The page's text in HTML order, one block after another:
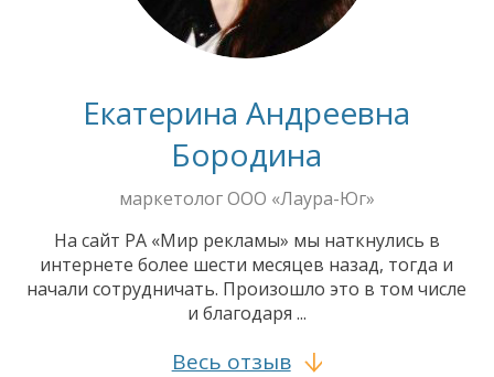
Екатерина Андреевна
Бородина
маркетолог ООО «Лаура-Юг»
На сайт РА «Мир рекламы» мы наткнулись в
интернете более шести месяцев назад, тогда и
начали сотрудничать. Произошло это в том числе
и благодаря ...
Весь отзыв